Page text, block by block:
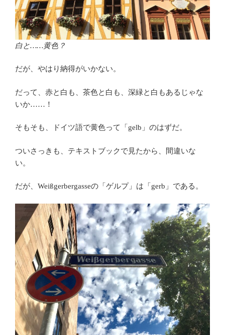
白と……黄色？
だが、やはり納得がいかない。
だって、赤と白も、茶色と白も、深緑と白もあるじゃな
いか……！
そもそも、ドイツ語で黄色って「gelb」のはずだ。
ついさっきも、テキストブックで見たから、間違いな
い。
だが、Weißgerbergasseの「ゲルプ」は「gerb」である。